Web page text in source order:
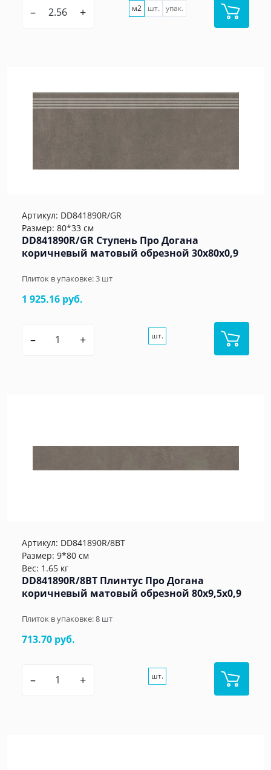
– + м2 шт. упак.
Артикул: DD841890R/GR
Размер: 80*33 см
DD841890R/GR Ступень Про Догана
коричневый матовый обрезной 30x80x0,9
Плиток в упаковке:3 шт
1 925.16 руб.
– + шт.
Артикул: DD841890R/8BT
Размер: 9*80 см
Вес: 1.65 кг
DD841890R/8BT Плинтус Про Догана
коричневый матовый обрезной 80x9,5x0,9
Плиток в упаковке:8 шт
713.70 руб.
– + шт.